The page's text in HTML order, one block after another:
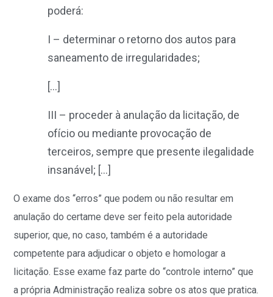
poderá:
I – determinar o retorno dos autos para
saneamento de irregularidades;
[…]
III – proceder à anulação da licitação, de
ofício ou mediante provocação de
terceiros, sempre que presente ilegalidade
insanável; […]
O exame dos “erros” que podem ou não resultar em
anulação do certame deve ser feito pela autoridade
superior, que, no caso, também é a autoridade
competente para adjudicar o objeto e homologar a
licitação. Esse exame faz parte do “controle interno” que
a própria Administração realiza sobre os atos que pratica.